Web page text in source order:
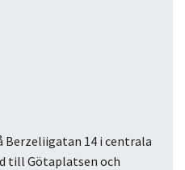
Berzeliigatan 14 i centrala
till Götaplatsen och